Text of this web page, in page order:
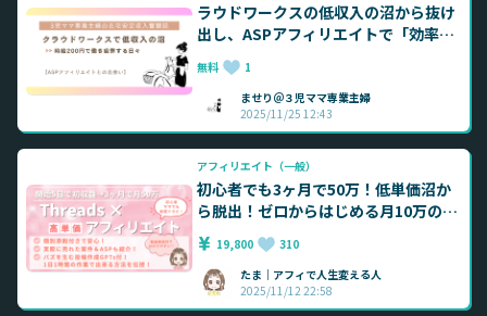
ラウドワークスの低収入の沼から抜け
出し、ASPアフィリエイトで「効率よ
く収益化」を目指した専業主婦の奮闘
記
無料
1
ませり＠３児ママ専業主婦
2025/11/25 12:43
アフィリエイト（一般）
初心者でも3ヶ月で50万！低単価沼か
ら脱出！ゼロからはじめる月10万のつ
くり方〜Threads×高単価ASPアフィ
スタートBook
19,800
310
たま｜アフィで人生変える人
2025/11/12 22:58